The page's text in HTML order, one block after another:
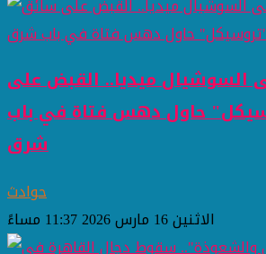
السوشيال ميديا.. القبض على
حاول دهس فتاة في باب
شرق
حوادث
الاثنين 16 مارس 2026 11:37 مساءً